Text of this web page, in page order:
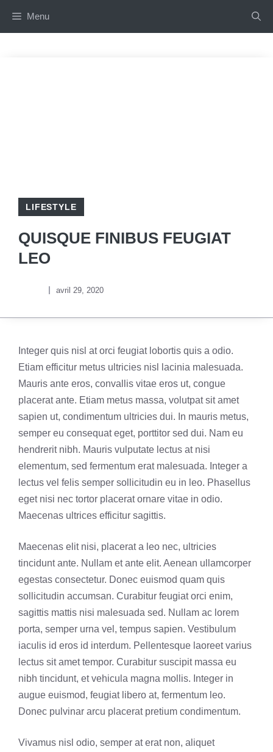
Menu
LIFESTYLE
QUISQUE FINIBUS FEUGIAT
LEO
avril 29, 2020
Integer quis nisl at orci feugiat lobortis quis a odio.
Etiam efficitur metus ultricies nisl lacinia malesuada.
Mauris ante eros, convallis vitae eros ut, congue
placerat ante. Etiam metus massa, volutpat sit amet
sapien ut, condimentum ultricies dui. In mauris metus,
semper eu consequat eget, porttitor sed dui. Nam eu
hendrerit nibh. Mauris vulputate lectus at nisi
elementum, sed fermentum erat malesuada. Integer a
lectus vel felis semper sollicitudin eu in leo. Phasellus
eget nisi nec tortor placerat ornare vitae in odio.
Maecenas ultrices efficitur sagittis.
Maecenas elit nisi, placerat a leo nec, ultricies
tincidunt ante. Nullam et ante elit. Aenean ullamcorper
egestas consectetur. Donec euismod quam quis
sollicitudin accumsan. Curabitur feugiat orci enim,
sagittis mattis nisi malesuada sed. Nullam ac lorem
porta, semper urna vel, tempus sapien. Vestibulum
iaculis id eros id interdum. Pellentesque laoreet varius
lectus sit amet tempor. Curabitur suscipit massa eu
nibh tincidunt, et vehicula magna mollis. Integer in
augue euismod, feugiat libero at, fermentum leo.
Donec pulvinar arcu placerat pretium condimentum.
Vivamus nisl odio, semper at erat non, aliquet